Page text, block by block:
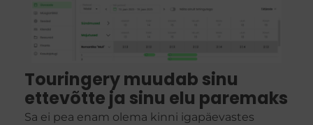
Touringery muudab sinu
ettevõtte ja sinu elu paremaks
Sa ei pea enam olema kinni igapäevastes